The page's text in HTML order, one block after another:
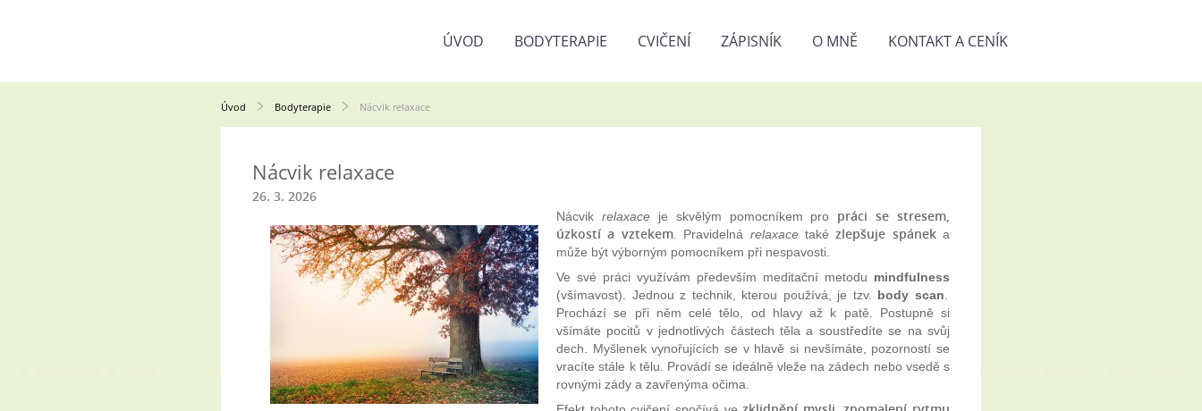
ÚVOD BODYTERAPIE CVIČENÍ ZÁPISNÍK O MNĚ KONTAKT A CENÍK
Úvod Bodyterapie Nácvik relaxace
Nácvik relaxace
26. 3. 2026
Nácvik relaxaceje skvělým pomocníkem pro práci se stresem,
úzkostí a vztekem. Pravidelná relaxacetakézlepšuje spáneka
může být výborným pomocníkem při nespavosti.
Ve své práci využívám především meditační metodu mindfulness
(všímavost). Jednou z technik, kterou používá, je tzv. body scan
Prochází se při něm celé tělo, od hlavy až k patě. Postupně si
všímáte pocitů v jednotlivých částech těla a soustředíte se na svůj
dech. Myšlenek vynořujících se v hlavě si nevšímáte, pozorností se
vracíte stále k tělu. Provádí se ideálně vleže na zádech nebo vsedě s
rovnými zády a zavřenýma očima.